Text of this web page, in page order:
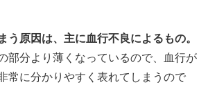
う原因は、主に血行不良によるもの。
部分より薄くなっているので、血行が
常に分かりやすく表れてしまうので